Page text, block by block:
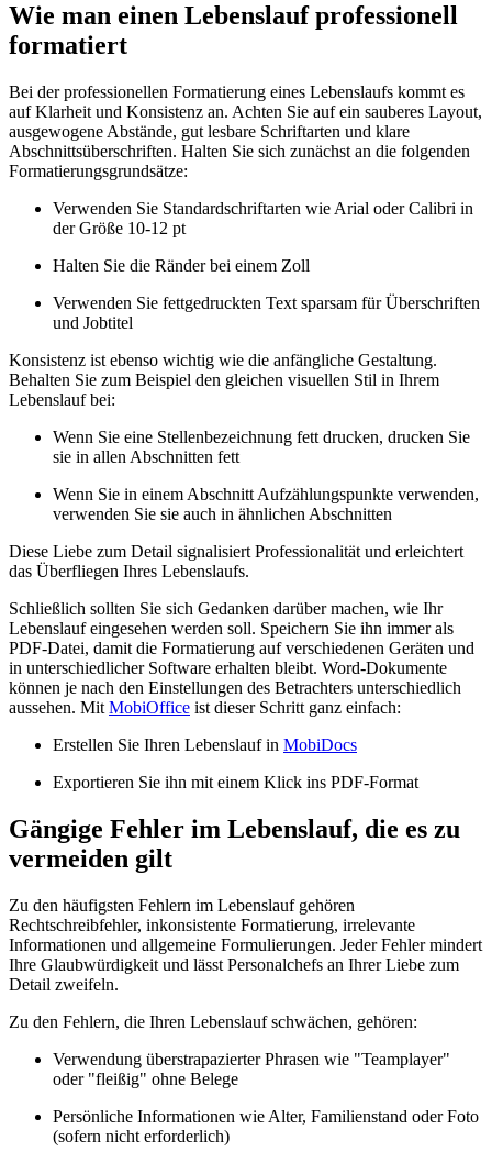
Wie man einen Lebenslauf professionell
formatiert
Bei der professionellen Formatierung eines Lebenslaufs kommt es
auf Klarheit und Konsistenz an. Achten Sie auf ein sauberes Layout,
ausgewogene Abstände, gut lesbare Schriftarten und klare
Abschnittsüberschriften. Halten Sie sich zunächst an die folgenden
Formatierungsgrundsätze:
Verwenden Sie Standardschriftarten wie Arial oder Calibri in
der Größe 10-12 pt
Halten Sie die Ränder bei einem Zoll
Verwenden Sie fettgedruckten Text sparsam für Überschriften
und Jobtitel
Konsistenz ist ebenso wichtig wie die anfängliche Gestaltung.
Behalten Sie zum Beispiel den gleichen visuellen Stil in Ihrem
Lebenslauf bei:
Wenn Sie eine Stellenbezeichnung fett drucken, drucken Sie
sie in allen Abschnitten fett
Wenn Sie in einem Abschnitt Aufzählungspunkte verwenden,
verwenden Sie sie auch in ähnlichen Abschnitten
Diese Liebe zum Detail signalisiert Professionalität und erleichtert
das Überfliegen Ihres Lebenslaufs.
Schließlich sollten Sie sich Gedanken darüber machen, wie Ihr
Lebenslauf eingesehen werden soll. Speichern Sie ihn immer als
PDF-Datei, damit die Formatierung auf verschiedenen Geräten und
in unterschiedlicher Software erhalten bleibt. Word-Dokumente
können je nach den Einstellungen des Betrachters unterschiedlich
aussehen. Mit MobiOffice ist dieser Schritt ganz einfach:
Erstellen Sie Ihren Lebenslauf in MobiDocs
Exportieren Sie ihn mit einem Klick ins PDF-Format
Gängige Fehler im Lebenslauf, die es zu
vermeiden gilt
Zu den häufigsten Fehlern im Lebenslauf gehören
Rechtschreibfehler, inkonsistente Formatierung, irrelevante
Informationen und allgemeine Formulierungen. Jeder Fehler mindert
Ihre Glaubwürdigkeit und lässt Personalchefs an Ihrer Liebe zum
Detail zweifeln.
Zu den Fehlern, die Ihren Lebenslauf schwächen, gehören:
Verwendung überstrapazierter Phrasen wie "Teamplayer"
oder "fleißig" ohne Belege
Persönliche Informationen wie Alter, Familienstand oder Foto
(sofern nicht erforderlich)